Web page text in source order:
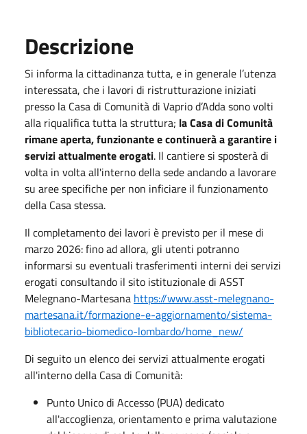
Descrizione
Si informa la cittadinanza tutta, e in generale l’utenza
interessata, che i lavori di ristrutturazione iniziati
presso la Casa di Comunità di Vaprio d’Adda sono volti
alla riqualifica tutta la struttura; la Casa di Comunità
rimane aperta, funzionante e continuerà a garantire i
servizi attualmente erogati. Il cantiere si sposterà di
volta in volta all'interno della sede andando a lavorare
su aree specifiche per non inficiare il funzionamento
della Casa stessa.
Il completamento dei lavori è previsto per il mese di
marzo 2026: fino ad allora, gli utenti potranno
informarsi su eventuali trasferimenti interni dei servizi
erogati consultando il sito istituzionale di ASST
Melegnano-Martesana https://www.asst-melegnano-
martesana.it/formazione-e-aggiornamento/sistema-
bibliotecario-biomedico-lombardo/home_new/
Di seguito un elenco dei servizi attualmente erogati
all'interno della Casa di Comunità:
Punto Unico di Accesso (PUA) dedicato
all'accoglienza, orientamento e prima valutazione